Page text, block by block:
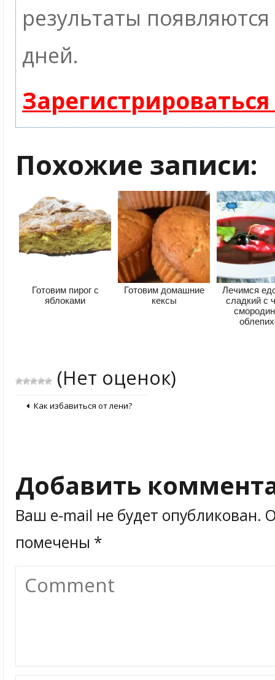
результаты
дней.
Похожие записи:
Готовим пирог с
яблоками
Готовим домашние
кексы
Лечимся
сладкий с
(Нет оценок)
Как избавиться от лени?
Добавить
Ваш e-mail не будет опубликован.
помечены *